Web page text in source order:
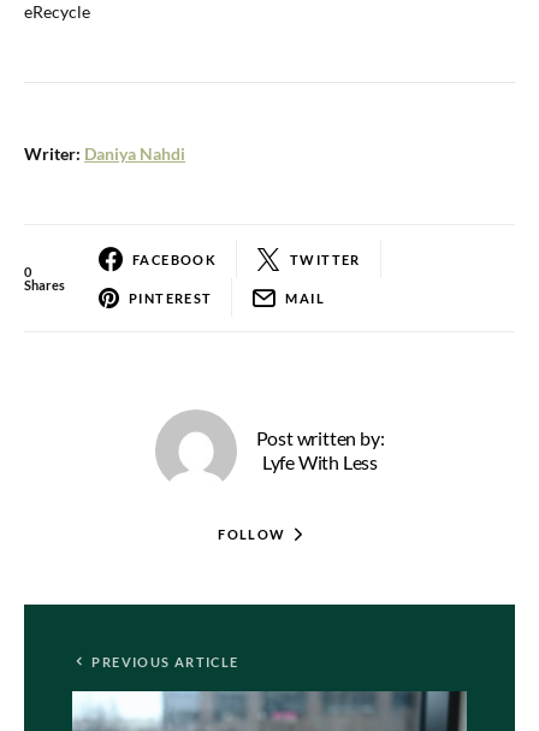
eRecycle
Writer: Daniya Nahdi
0
Shares
FACEBOOK TWITTER
PINTEREST MAIL
Post written by:
Lyfe With Less
FOLLOW
PREVIOUS ARTICLE